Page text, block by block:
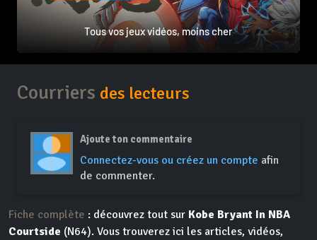
Tous vos jeux vidéos, moins cher
Courriers des lecteurs
Ajoute ton commentaire
Connectez-vous ou créez un compte afin
de commenter.
Fiche complète : découvrez tout sur Kobe Bryant In NBA
Courtside (N64). Vous trouverez ici les articles, vidéos,